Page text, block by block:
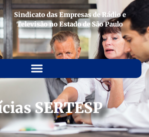
Sindicato das Empresas de Rádio e
Televisão no Estado de São Paulo
SERTESP